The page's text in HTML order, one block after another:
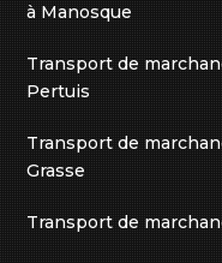
à Manosque
Transport de
Pertuis
Transport de
Grasse
Transport de
Sisteron